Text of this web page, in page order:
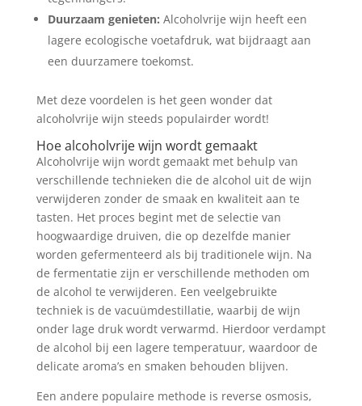
Duurzaam genieten: Alcoholvrije wijn heeft een
lagere ecologische voetafdruk, wat bijdraagt aan
een duurzamere toekomst.
Met deze voordelen is het geen wonder dat
alcoholvrije wijn steeds populairder wordt!
Hoe alcoholvrije wijn wordt gemaakt
Alcoholvrije wijn wordt gemaakt met behulp van
verschillende technieken die de alcohol uit de wijn
verwijderen zonder de smaak en kwaliteit aan te
tasten. Het proces begint met de selectie van
hoogwaardige druiven, die op dezelfde manier
worden gefermenteerd als bij traditionele wijn. Na
de fermentatie zijn er verschillende methoden om
de alcohol te verwijderen. Een veelgebruikte
techniek is de vacuümdestillatie, waarbij de wijn
onder lage druk wordt verwarmd. Hierdoor verdampt
de alcohol bij een lagere temperatuur, waardoor de
delicate aroma’s en smaken behouden blijven.
Een andere populaire methode is reverse osmosis,